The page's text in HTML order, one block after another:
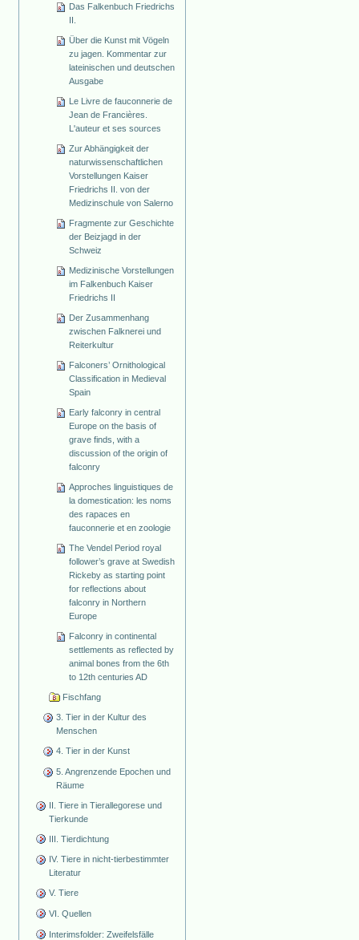
Das Falkenbuch Friedrichs
Über die Kunst mit Vögeln
zu jagen. Kommentar zur
lateinischen und deutschen
Ausgabe
Le Livre de fauconnerie de
Jean de Francières.
L'auteur et ses sources
Zur Abhängigkeit der
naturwissenschaftlichen
Vorstellungen Kaiser
Friedrichs II. von der
Medizinschule von Salerno
Fragmente zur Geschichte
der Beizjagd in der
Schweiz
Medizinische Vorstellungen
im Falkenbuch Kaiser
Friedrichs II
Der Zusammenhang
zwischen Falknerei und
Reiterkultur
Falconers’ Ornithological
Classification in Medieval
Spain
Early falconry in central
Europe on the basis of
grave finds, with a
discussion of the origin of
falconry
Approches linguistiques de
la domestication: les noms
des rapaces en
fauconnerie et en zoologie
The Vendel Period royal
follower’s grave at Swedish
Rickeby as starting point
for reflections about
falconry in Northern
Europe
Falconry in continental
settlements as reflected by
animal bones from the 6th
to 12th centuries AD
Fischfang
3. Tier in der Kultur des
Menschen
4. Tier in der Kunst
5. Angrenzende Epochen und
Räume
II. Tiere in Tierallegorese und
Tierkunde
III. Tierdichtung
IV. Tiere in nicht-tierbestimmter
Literatur
V. Tiere
VI. Quellen
Interimsfolder: Zweifelsfälle